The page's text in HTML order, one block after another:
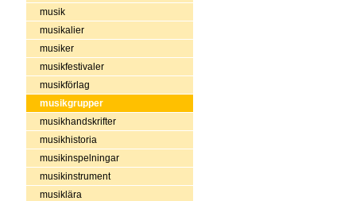
musik
musikalier
musiker
musikfestivaler
musikförlag
musikgrupper
musikhandskrifter
musikhistoria
musikinspelningar
musikinstrument
musiklära